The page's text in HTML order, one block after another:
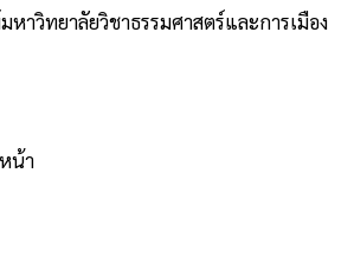
าวิทยาลัยวิชาธรรมศาสตร์และการเมือง
น้า